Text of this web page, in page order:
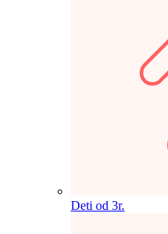
Deti od 3r.